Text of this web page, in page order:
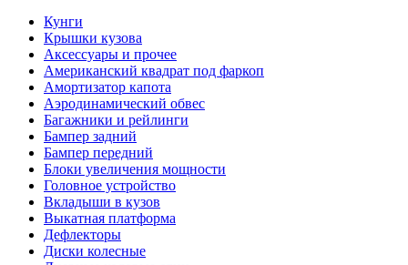
Кунги
Крышки кузова
Аксессуары и прочее
Американский квадрат под фаркоп
Амортизатор капота
Аэродинамический обвес
Багажники и рейлинги
Бампер задний
Бампер передний
Блоки увеличения мощности
Головное устройство
Вкладыши в кузов
Выкатная платформа
Дефлекторы
Диски колесные